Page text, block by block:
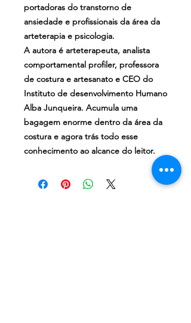
portadoras do transtorno de
ansiedade e profissionais da área da
arteterapia e psicologia.
A autora é arteterapeuta, analista
comportamental profiler, professora
de costura e artesanato e CEO do
Instituto de desenvolvimento Humano
Alba Junqueira. Acumula uma
bagagem enorme dentro da área da
costura e agora trás todo esse
conhecimento ao alcance do leitor.